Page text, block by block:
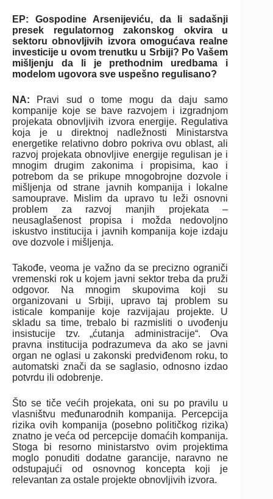
EP: Gospodine Arsenijeviću, da li sadašnji
presek regulatornog zakonskog okvira u
sektoru obnovljivih izvora omogućava realne
investicije u ovom trenutku u Srbiji? Po Vašem
mišljenju da li je prethodnim uredbama i
modelom ugovora sve uspešno regulisano?
NA:
Pravi sud o tome mogu da daju samo
kompanije koje se bave razvojem i izgradnjom
projekata obnovljivih izvora energije. Regulativa
koja je u direktnoj nadležnosti Ministarstva
energetike relativno dobro pokriva ovu oblast, ali
razvoj projekata obnovljive energije regulisan je i
mnogim drugim zakonima i propisima, kao i
potrebom da se prikupe mnogobrojne dozvole i
mišljenja od strane javnih kompanija i lokalne
samouprave. Mislim da upravo tu leži osnovni
problem za razvoj manjih projekata –
neusaglašenost propisa i možda nedovoljno
iskustvo institucija i javnih kompanija koje izdaju
ove dozvole i mišljenja.
Takođe, veoma je važno da se precizno ograniči
vremenski rok u kojem javni sektor treba da pruži
odgovor. Na mnogim skupovima koji su
organizovani u Srbiji, upravo taj problem su
isticale kompanije koje razvijajau projekte. U
skladu sa time, trebalo bi razmisliti o uvođenju
insistucije tzv. „ćutanja administracije“. Ova
pravna institucija podrazumeva da ako se javni
organ ne oglasi u zakonski predviđenom roku, to
automatski znači da se saglasio, odnosno izdao
potvrdu ili odobrenje.
Što se tiče većih projekata, oni su po pravilu u
vlasništvu međunarodnih kompanija. Percepcija
rizika ovih kompanija (posebno političkog rizika)
znatno je veća od percepcije domaćih kompanija.
Stoga bi resorno ministarstvo ovim projektima
moglo ponuditi dodatne garancije, naravno ne
odstupajući od osnovnog koncepta koji je
relevantan za ostale projekte obnovljivih izvora.